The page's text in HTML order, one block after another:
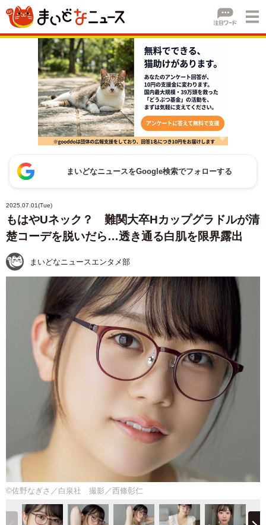
まいどなニュースをGoogle検索でフォローする
2025.07.01(Tue)
もはやUネック？ 難関大卒Hカップグラドルが清
楚コーデを脱いだら…透き通る白肌を限界露出
まいどなニュースエンタメ部
©佐野なぎさ／白泉社 撮影／西條彰仁